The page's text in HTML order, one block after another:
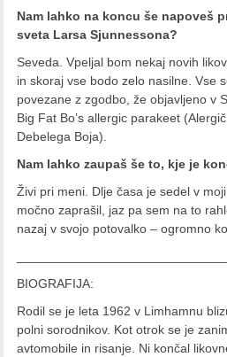
Nam lahko na koncu še napoveš
sveta Larsa Sjunnessona?
Seveda. Vpeljal bom nekaj novih
in skoraj vse bodo zelo nasilne. Vse
povezane z zgodbo, že objavljeno v
Big Fat Bo’s allergic parakeet
Debelega Boja).
Nam lahko zaupaš še to, kje je
Živi pri meni. Dlje časa je sedel v
močno zaprašil, jaz pa sem na to
nazaj v svojo potovalko – ogromno
BIOGRAFIJA:
Rodil se je leta 1962 v Limhamnu
polni sorodnikov. Kot otrok se je
avtomobile in risanje. Ni končal